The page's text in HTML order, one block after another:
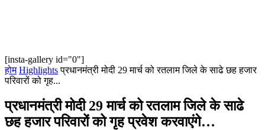
[insta-gallery id="0"]
होम Highlights प्रधानमंत्री मोदी 29 मार्च को रतलाम जिले के साढे छह हजार
परिवारों को गृह...
प्रधानमंत्री मोदी 29 मार्च को रतलाम जिले के साढे
छह हजार परिवारों को गृह प्रवेश करवाएंगे…